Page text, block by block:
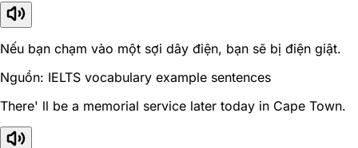
Nếu bạn chạm vào một sợi dây điện, bạn sẽ bị điện giật.
Nguồn: IELTS vocabulary example sentences
There' ll be a memorial service later today in Cape Town.